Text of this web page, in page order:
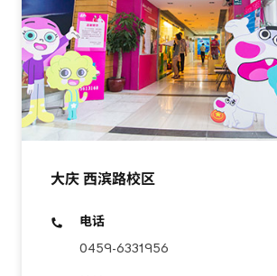
大庆 西滨路校区
电话
0459-6331956